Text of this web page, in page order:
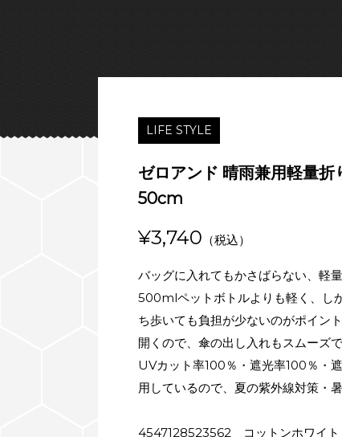
LIFE STYLE
ゼロアンド 晴雨兼用軽量折
50cm
¥3,740 （税込）
バッグに入れてもかさばらない、軽
500mlペットボトルよりも軽く、し
ち歩いても負担が少ないのがポイン
開くので、傘の出し入れもスムーズで
UVカット率100％・遮光率100％・
用しているので、夏の紫外線対策・
4547128523562 コットンホワイト